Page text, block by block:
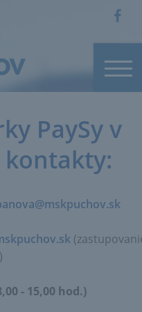
PaySy v
kontakty:
- 15,00 hod.)